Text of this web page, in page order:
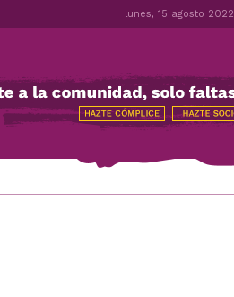
lunes, 15 agosto 2022